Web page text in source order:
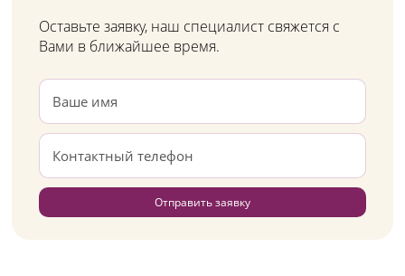
Оставьте заявку, наш специалист свяжется с
Вами в ближайшее время.
Отправить заявку